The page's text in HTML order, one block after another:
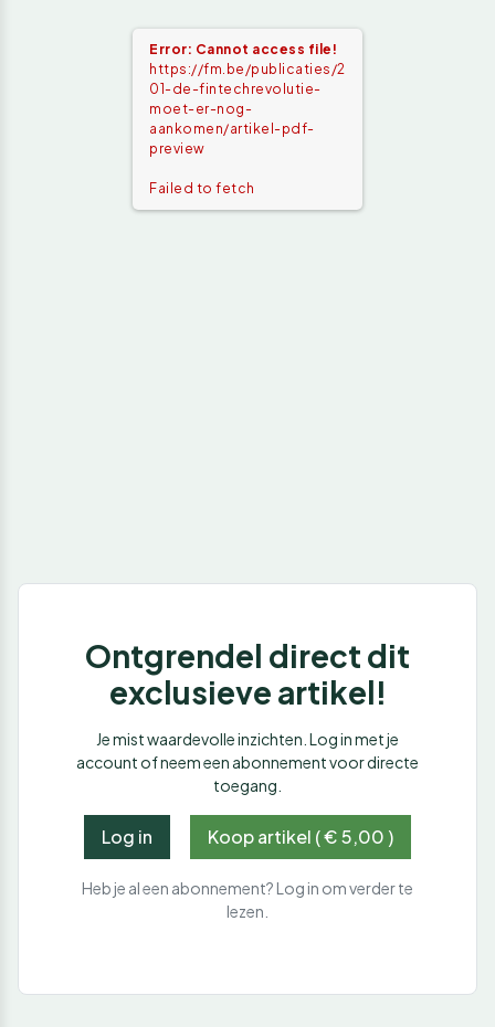
Error: Cannot access file!
https://fm.be/publicaties/2
01-de-fintechrevolutie-
moet-er-nog-
aankomen/artikel-pdf-
preview
Failed to fetch
Ontgrendel direct dit
exclusieve artikel!
Je mist waardevolle inzichten. Log in met je
account of neem een abonnement voor directe
toegang.
Log in Koop artikel ( € 5,00 )
Heb je al een abonnement? Log in om verder te
lezen.